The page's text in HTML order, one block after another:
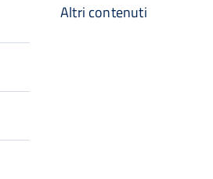
Altri contenuti